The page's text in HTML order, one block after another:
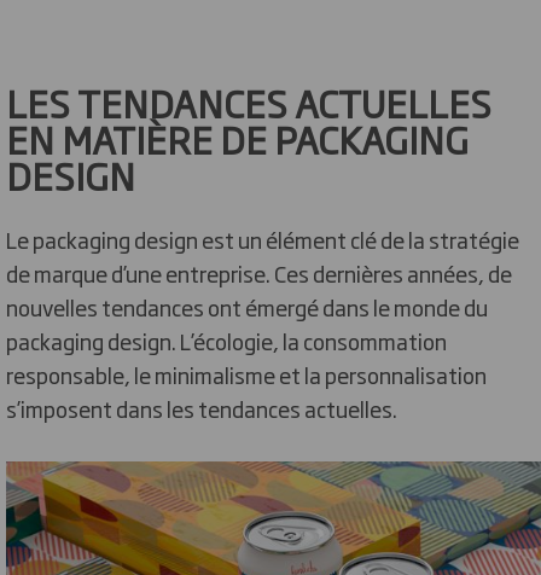
LES TENDANCES ACTUELLES
EN MATIÈRE DE PACKAGING
DESIGN
Le packaging design est un élément clé de la stratégie
de marque d’une entreprise. Ces dernières années, de
nouvelles tendances ont émergé dans le monde du
packaging design. L’écologie, la consommation
responsable, le minimalisme et la personnalisation
s’imposent dans les tendances actuelles.